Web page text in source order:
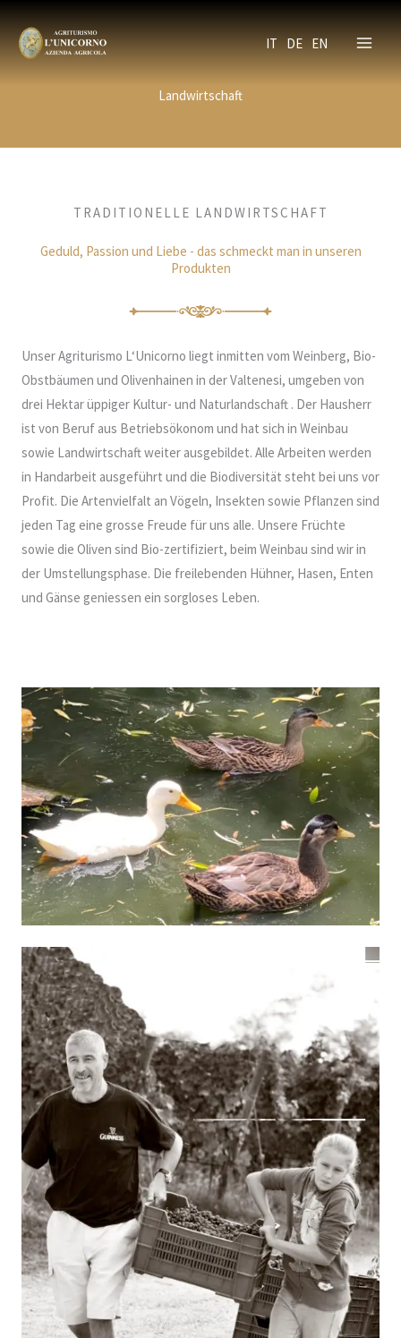
Zum
Inhalt
springen
IT DE EN
Landwirtschaft
TRADITIONELLE LANDWIRTSCHAFT
Geduld, Passion und Liebe - das schmeckt man in unseren
Produkten
Unser Agriturismo L‘Unicorno liegt inmitten vom Weinberg, Bio-
Obstbäumen und Olivenhainen in der Valtenesi, umgeben von
drei Hektar üppiger Kultur- und Naturlandschaft . Der Hausherr
ist von Beruf aus Betriebsökonom und hat sich in Weinbau
sowie Landwirtschaft weiter ausgebildet. Alle Arbeiten werden
in Handarbeit ausgeführt und die Biodiversität steht bei uns vor
Profit. Die Artenvielfalt an Vögeln, Insekten sowie Pflanzen sind
jeden Tag eine grosse Freude für uns alle. Unsere Früchte
sowie die Oliven sind Bio-zertifiziert, beim Weinbau sind wir in
der Umstellungsphase. Die freilebenden Hühner, Hasen, Enten
und Gänse geniessen ein sorgloses Leben.